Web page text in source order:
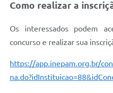
Como realizar a
Os interessados podem
concurso e realizar sua
https://app.inepam.org.br/